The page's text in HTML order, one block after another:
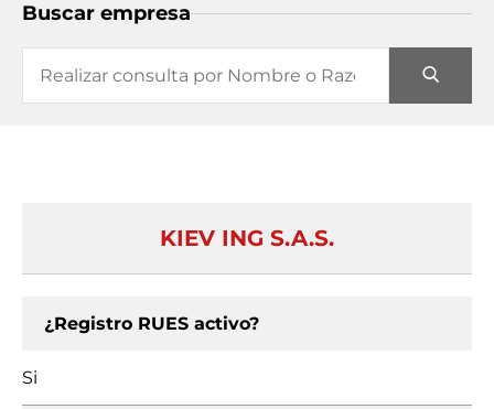
Buscar empresa
KIEV ING S.A.S.
¿Registro RUES activo?
Si